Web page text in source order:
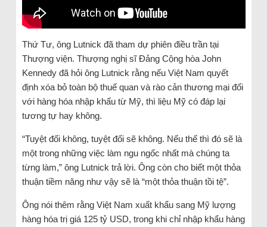
Thứ Tư, ông Lutnick đã tham dự phiên điều trần tại
Thượng viện. Thượng nghị sĩ Đảng Cộng hòa John
Kennedy đã hỏi ông Lutnick rằng nếu Việt Nam quyết
định xóa bỏ toàn bộ thuế quan và rào cản thương mại đối
với hàng hóa nhập khẩu từ Mỹ, thì liệu Mỹ có đáp lại
tương tự hay không.
“Tuyệt đối không, tuyệt đối sẽ không. Nếu thế thì đó sẽ là
một trong những việc làm ngu ngốc nhất mà chúng ta
từng làm,” ông Lutnick trả lời. Ông còn cho biết một thỏa
thuận tiềm năng như vậy sẽ là “một thỏa thuận tồi tệ”.
Ông nói thêm rằng Việt Nam xuất khẩu sang Mỹ lượng
hàng hóa trị giá 125 tỷ USD, trong khi chỉ nhập khẩu hàng